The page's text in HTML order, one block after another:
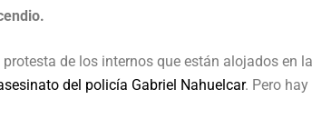
de los internos que están alojados en
del policía Gabriel Nahuelcar. Pero